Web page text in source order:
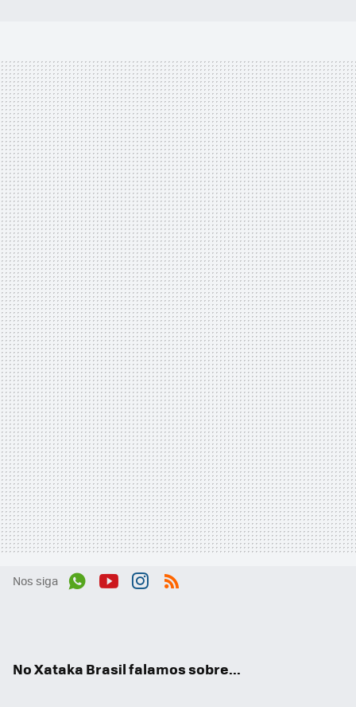
Nos siga
No Xataka Brasil falamos sobre...